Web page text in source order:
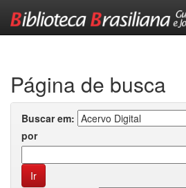
Página de busca
Buscar em:
por